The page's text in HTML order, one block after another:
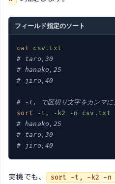
フィールド指定のソート
cat
csv.txt
# taro,30
# hanako,25
# jiro,40
# -t, で区切り文字をカンマに
sort
-t, -k2 -n csv.txt
# hanako,25
# taro,30
# jiro,40
実機でも、 sort -t, -k2 -n